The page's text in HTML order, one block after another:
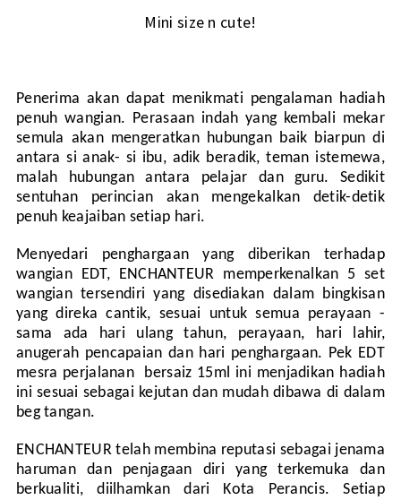
Mini size n cute!
Penerima akan dapat menikmati pengalaman hadiah
penuh wangian. Perasaan indah yang kembali mekar
semula akan mengeratkan hubungan baik biarpun di
antara si anak- si ibu, adik beradik, teman istemewa,
malah hubungan antara pelajar dan guru. Sedikit
sentuhan perincian akan mengekalkan detik-detik
penuh keajaiban setiap hari.
Menyedari penghargaan yang diberikan terhadap
wangian EDT, ENCHANTEUR memperkenalkan 5 set
wangian tersendiri yang disediakan dalam bingkisan
yang direka cantik, sesuai untuk semua perayaan -
sama ada hari ulang tahun, perayaan, hari lahir,
anugerah pencapaian dan hari penghargaan. Pek EDT
mesra perjalanan bersaiz 15ml ini menjadikan hadiah
ini sesuai sebagai kejutan dan mudah dibawa di dalam
beg tangan.
ENCHANTEUR telah membina reputasi sebagai jenama
haruman dan penjagaan diri yang terkemuka dan
berkualiti, diilhamkan dari Kota Perancis. Setiap